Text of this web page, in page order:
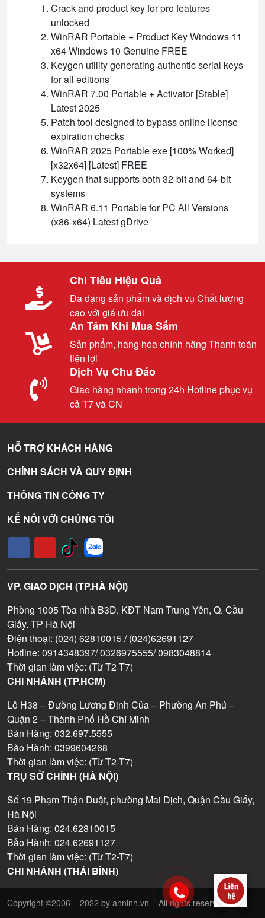
Crack and product key for pro features
unlocked
WinRAR Portable + Product Key Windows 11
x64 Windows 10 Genuine FREE
Keygen utility generating authentic serial keys
for all editions
WinRAR 7.00 Portable + Activator [Stable]
Latest 2025
Patch tool designed to bypass online license
expiration checks
WinRAR 2025 Portable exe [100% Worked]
[x32x64] [Latest] FREE
Keygen that supports both 32-bit and 64-bit
systems
WinRAR 6.11 Portable for PC All Versions
(x86-x64) Latest gDrive
Chi Tiêu Hiệu Quả
Đa dạng sản phẩm và dịch vụ Chất lượng
cao với giá ưu đãi
An Tâm Khi Mua Sắm
Sản phẩm, hàng hóa chính hãng Thanh toán
tiện lợi
Dịch Vụ Chu Đáo
Giao hàng nhanh trong 24h Hotline phục vụ
cả T7 và CN
HỖ TRỢ KHÁCH HÀNG
CHÍNH SÁCH VÀ QUY ĐỊNH
THÔNG TIN CÔNG TY
KẾ NỐI VỚI CHÚNG TÔI
VP. GIAO DỊCH (TP.HÀ NỘI)
Phòng 1005 Tòa nhà B3D, KĐT Nam Trung Yên, Q. Cầu
Giấy. TP Hà Nội
Điện thoại: (024) 62810015 / (024)62691127
Hotline: 0914348397/ 0326975555/ 0983048814
Thời gian làm việc: (Từ T2-T7)
CHI NHÁNH (TP.HCM)
Lô H38 – Đường Lương Định Của – Phường An Phú –
Quận 2 – Thành Phố Hồ Chí Minh
Bán Hàng: 032.697.5555
Bảo Hành: 0399604268
Thời gian làm việc: (Từ T2-T7)
TRỤ SỞ CHÍNH (HÀ NỘI)
Số 19 Phạm Thận Duật, phường Mai Dịch, Quận Cầu Giấy,
Hà Nội
Bán Hàng: 024.62810015
Bảo Hành: 024.62691127
Thời gian làm việc: (Từ T2-T7)
CHI NHÁNH (THÁI BÌNH)
Copyright ©2006 – 2022 by anninh.vn – All rights reserved.